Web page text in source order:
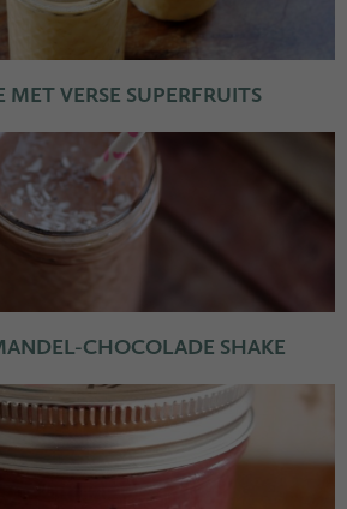
VERSE SUPERFRUITS
CHOCOLADE SHAKE